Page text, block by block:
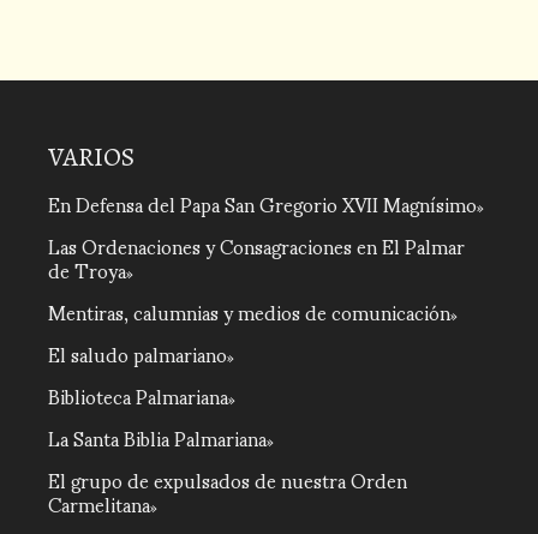
VARIOS
En Defensa del Papa San Gregorio XVII Magnísimo
Las Ordenaciones y Consagraciones en El Palmar
de Troya
Mentiras, calumnias y medios de comunicación
El saludo palmariano
Biblioteca Palmariana
La Santa Biblia Palmariana
El grupo de expulsados de nuestra Orden
Carmelitana